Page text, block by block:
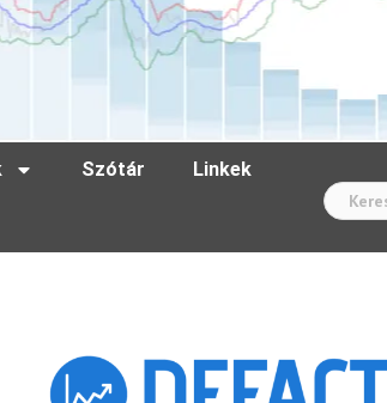
Szótár Linkek